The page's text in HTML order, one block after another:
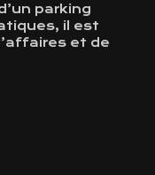
parking
il est
et de